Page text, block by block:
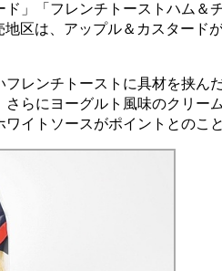
」「フレンチトーストハム＆チ
区は、アップル＆カスタード
レンチトーストに具材を挟ん
らにヨーグルト風味のクリー
イトソースがポイントとのこと